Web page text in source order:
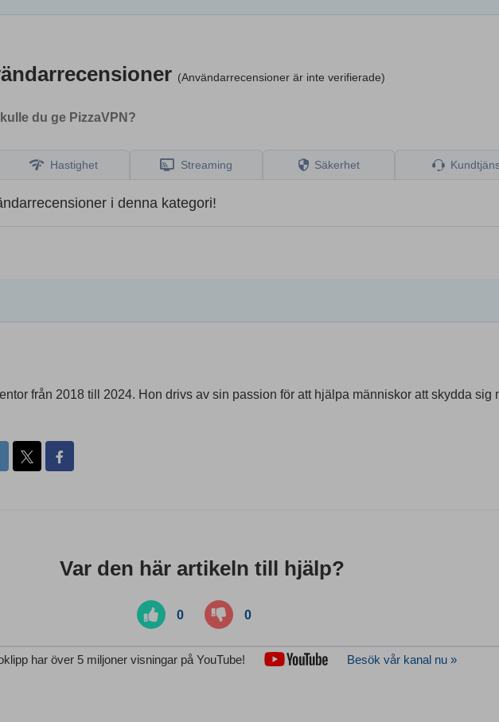
(Användarrecensioner är inte verifierade)
du ge PizzaVPN?
Hastighet Streaming Säkerhet
i denna kategori!
från 2018 till 2024. Hon drivs av sin passion för att hjälpa människor att skydda sig
Var den här artikeln till hjälp?
0 0
har över 5 miljoner visningar på YouTube! Besök vår kanal nu »